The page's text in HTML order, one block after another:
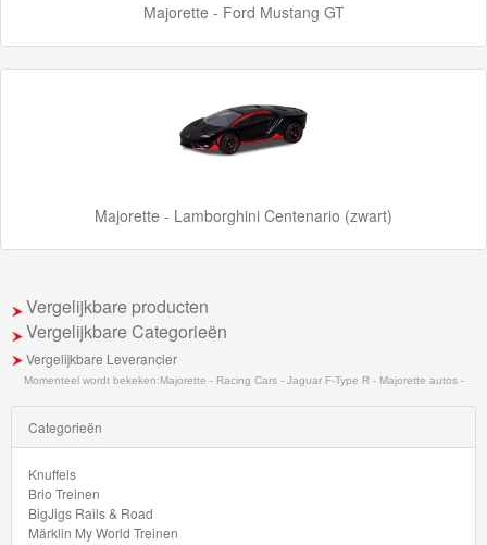
Majorette - Ford Mustang GT
Majorette - Lamborghini Centenario (zwart)
Vergelijkbare producten
Vergelijkbare Categorieën
Vergelijkbare Leverancier
Momenteel wordt bekeken:Majorette - Racing Cars - Jaguar F-Type R - Majorette autos -
Categorieën
Knuffels
Brio Treinen
BigJigs Rails & Road
Märklin My World Treinen